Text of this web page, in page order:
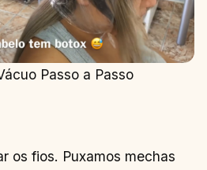
Passo a Passo
os fios. Puxamos mechas